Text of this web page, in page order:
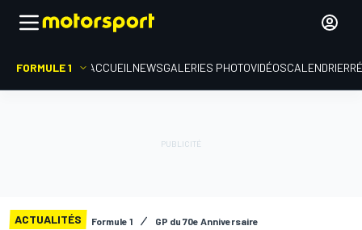
FORMULE 1 ACCUEIL NEWSGALERIES PHOTOVIDÉOSCALENDRIER
ACTUALITÉS Formule 1 GP du 70e Anniversaire